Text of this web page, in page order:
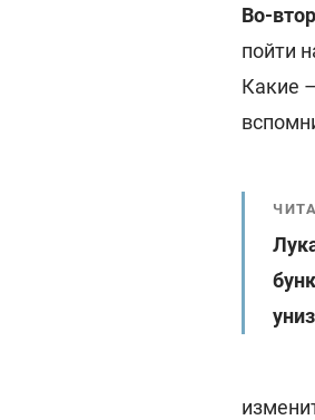
Во-
пойти
Какие